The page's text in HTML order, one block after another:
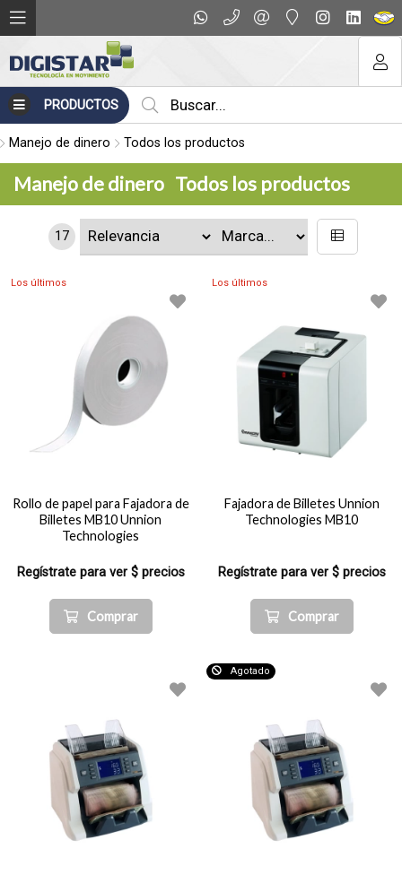
PRODUCTOS
Manejo de dinero Todos los productos
Manejo de dinero Todos los productos
17
Los últimos
Rollo de papel para Fajadora de
Billetes MB10 Unnion
Technologies
Regístrate para ver $ precios
Comprar
Los últimos
Fajadora de Billetes Unnion
Technologies MB10
Regístrate para ver $ precios
Comprar
Agotado